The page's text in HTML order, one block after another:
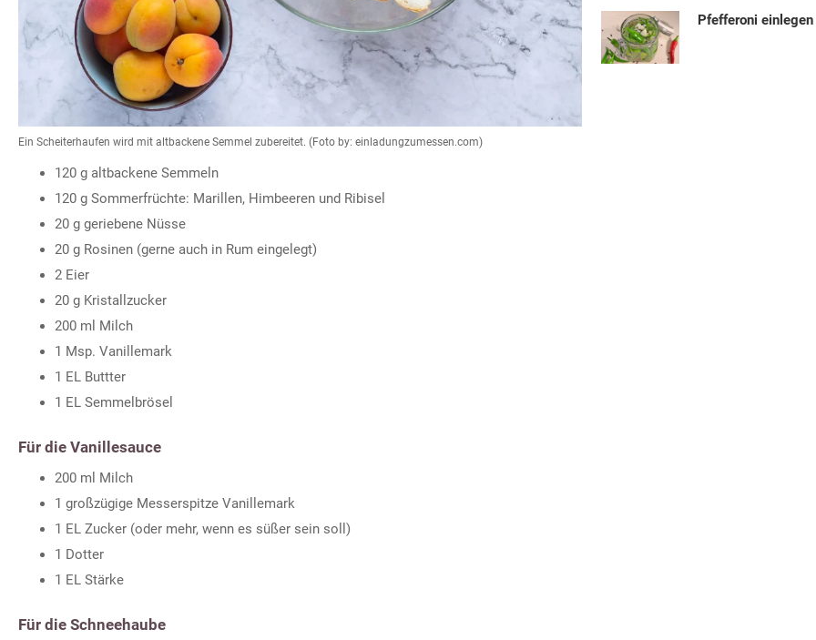
Ein Scheiterhaufen wird mit altbackene Semmel zubereitet. (Foto by: einladungzumessen.com)
120 g altbackene Semmeln
120 g Sommerfrüchte: Marillen, Himbeeren und Ribisel
20 g geriebene Nüsse
20 g Rosinen (gerne auch in Rum eingelegt)
2 Eier
20 g Kristallzucker
200 ml Milch
1 Msp. Vanillemark
1 EL Buttter
1 EL Semmelbrösel
Für die Vanillesauce
200 ml Milch
1 großzügige Messerspitze Vanillemark
1 EL Zucker (oder mehr, wenn es süßer sein soll)
1 Dotter
1 EL Stärke
Für die Schneehaube
Pfefferoni einlegen